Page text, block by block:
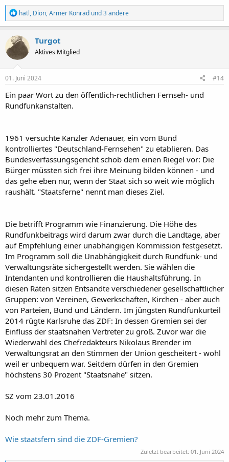
R
e
a
k
o
n
e
:
hatl, Dion,Armer Konrad und 3 andere
Turgot
Aktives Mitglied
01. Juni 2024 #14
Ein paar Wort zu den öffentlich-rechtlichen Fernseh- und
Rundfunkanstalten.
1961 versuchte Kanzler Adenauer, ein vom Bund
kontrolliertes "Deutschland-Fernsehen" zu etablieren. Das
Bundesverfassungsgericht schob dem einen Riegel vor: Die
Bürger müssten sich frei ihre Meinung bilden können - und
das gehe eben nur, wenn der Staat sich so weit wie möglich
raushält. "Staatsferne" nennt man dieses Ziel.
Die betrifft Programm wie Finanzierung. Die Höhe des
Rundfunkbeitrags wird darum zwar durch die Landtage, aber
auf Empfehlung einer unabhängigen Kommission festgesetzt.
Im Programm soll die Unabhängigkeit durch Rundfunk- und
Verwaltungsräte sichergestellt werden. Sie wählen die
Intendanten und kontrollieren die Haushaltsführung. In
diesen Räten sitzen Entsandte verschiedener gesellschaftlicher
Gruppen: von Vereinen, Gewerkschaften, Kirchen - aber auch
von Parteien, Bund und Ländern. Im jüngsten Rundfunkurteil
2014 rügte Karlsruhe das ZDF: In dessen Gremien sei der
Einfluss der staatsnahen Vertreter zu groß. Zuvor war die
Wiederwahl des Chefredakteurs Nikolaus Brender im
Verwaltungsrat an den Stimmen der Union gescheitert - wohl
weil er unbequem war. Seitdem dürfen in den Gremien
höchstens 30 Prozent "Staatsnahe" sitzen.
SZ vom 23.01.2016
Noch mehr zum Thema.
Wie staatsfern sind die ZDF-Gremien?
Zuletzt bearbeitet: 01. Juni 2024